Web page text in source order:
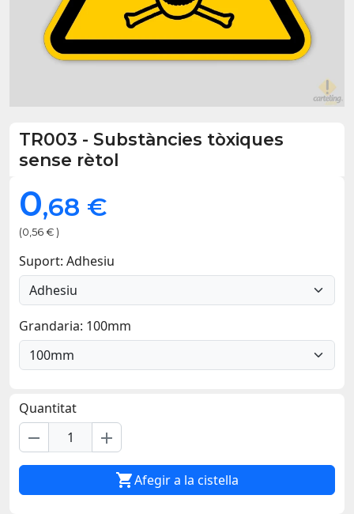
TR003 - Substàncies tòxiques
sense rètol
0,68 €
(0,56 € )
Suport: Adhesiu
Grandaria: 100mm
Quantitat
remove add
Afegir a la cistella